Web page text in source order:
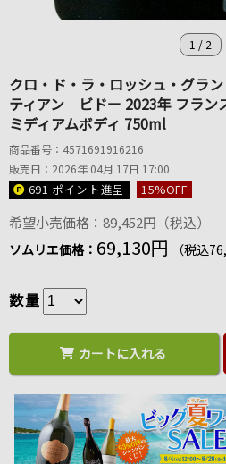
1 / 2
クロ・ド・ラ・ロッシュ・グラ
ティアン ビドー 2023年 フラン
ミディアムボディ 750ml
商品番号：4571691916216
販売日：2026年 04月 17日 17:00
691 ポイント進呈 15%OFF
希望小売価格：89,452円（税込）
ソムリエ価格： 69,130円 （税込
数量
カートに入れる